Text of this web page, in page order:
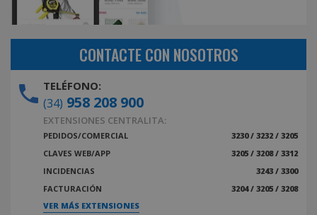
CONTACTE CON NOSOTROS
TELÉFONO:
(34) 958 208 900
EXTENSIONES CENTRALITA:
PEDIDOS/COMERCIAL
3230 / 3232 / 3205
CLAVES WEB/APP
3205 / 3208 / 3312
INCIDENCIAS
3243 / 3300
FACTURACIÓN
3204 / 3205 / 3208
VER MÁS EXTENSIONES